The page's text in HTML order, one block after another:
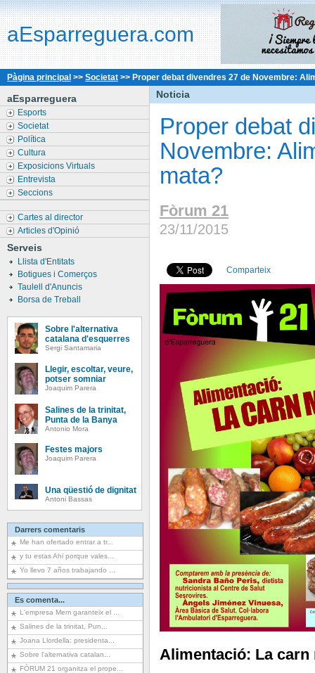
aEsparreguera.com
Pàgina principal >> Societat >> Proper debat divendres 27 de Novembre:
aEsparreguera
Esports
Societat
Política
Cultura
Exposicions Virtuals
Entrevista
Seccions
Cartes al director
Articles d'Opinió
Serveis
Llista d'Entitats
Botigues i Comerços
Taulell d'Anuncis
Borsa de Treball
Sobre l'alternativa
catalana d'esquerres
Sergi Santamaria
Llegir, escoltar, veure,
potser somniar
Joaquim Parera
Salines de la trinitat,
Punta de la Banya
Antonio Mora
Festes majors
Joaquim Parera
Una qüestió de dignitat
Antoni Bassas
Darrers comentaris
Me han ofertado entrar a tr...
y tu estas Ahi porque vales...
Yo llevo 7 años trabajando ...
Es comenta...
L'empresa Mem garanteix el ...
Salines de la trinitat, Pun...
Joana Llordella: presidenta...
Sobre l'alternativa catalan...
FÒRUM 21 organitza el prope...
Noticia
Proper debat
Novembre:
mata?
Fòrum 21
23/11/2015
Comparteix
Alimentació: La carn